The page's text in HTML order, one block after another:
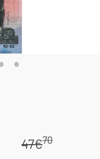
47€70